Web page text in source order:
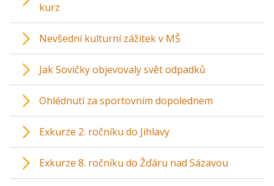
kurz
Nevšední kulturní zážitek v MŠ
Jak Sovičky objevovaly svět odpadků
Ohlédnutí za sportovním dopolednem
Exkurze 2. ročníku do Jihlavy
Exkurze 8. ročníku do Žďáru nad Sázavou